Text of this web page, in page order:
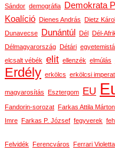
Sándor demográfia Demokrata
Koalíció
Dienes András Dietz
Dunavecse Dunántúl Dél Dél-
Délmagyarország
Détári
elcsalt vébék elit ellenzék elmúlás
Erdély erkölcs erkölcsi
magyarosítás Esztergom EU
Fandorin-sorozat Farkas Attila Márton
Imre
Farkas P. József fegyverek
Felvidék Ferencváros Ferrari Violetta